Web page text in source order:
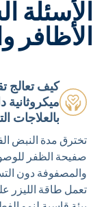
الأسئلة
الأظافر
بالعلاجات
صفيحة الظفر
والمصفوفة دون
تعمل طاقة الليزر